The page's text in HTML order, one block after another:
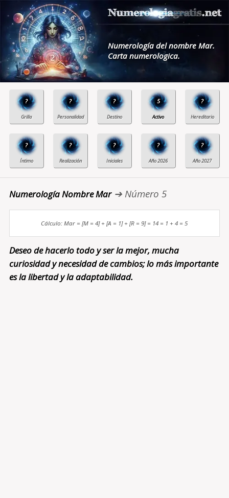
Numerología del nombre Mar.
Carta numerologica.
? ? ? 5 ?
? ? ? ? ?
Numerología Nombre Mar➔ Número 5
Cálculo: Mar = [M = 4] + [A = 1] + [R = 9] = 14 = 1 + 4 = 5
Deseo de hacerlo todo y ser la mejor, mucha
curiosidad y necesidad de cambios; lo más importante
es la libertad y la adaptabilidad.